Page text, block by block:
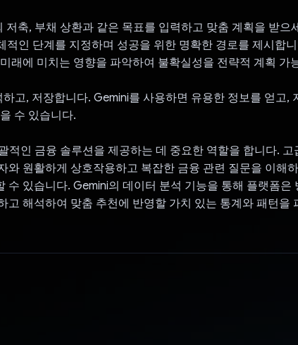
저축, 부채 상환과 같은 목표를 입력하고 맞춤 계획을 받으
적인 단계를 지정하며 성공을 위한 명확한 경로를 제시합
래에 미치는 영향을 파악하여 불확실성을 전략적 계획 가
고, 저장합니다. Gemini를 사용하면 유용한 정보를 얻고,
수 있습니다.
적인 금융 솔루션을 제공하는 데 중요한 역할을 합니다. 고
와 원활하게 상호작용하고 복잡한 금융 관련 질문을 이해
수 있습니다. Gemini의 데이터 분석 기능을 통해 플랫폼은
고 해석하여 맞춤 추천에 반영할 가치 있는 통계와 패턴을